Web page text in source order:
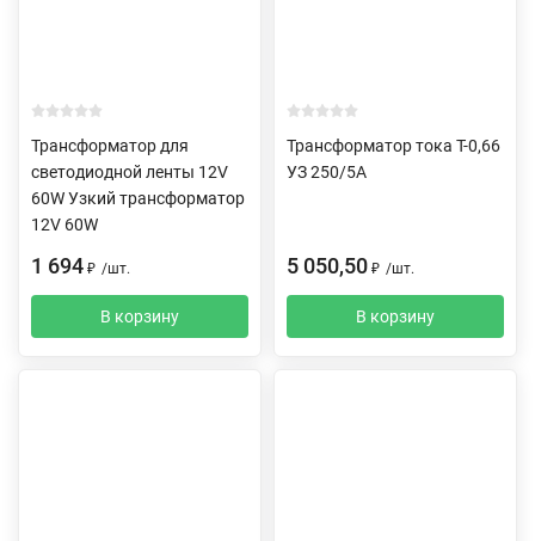
Трансформатор для
светодиодной ленты 12V
60W Узкий трансформатор
12V 60W
1 694 ₽ /шт.
В корзину
Трансформатор тока Т-0,66
УЗ 250/5А
5 050,50 ₽ /шт.
В корзину